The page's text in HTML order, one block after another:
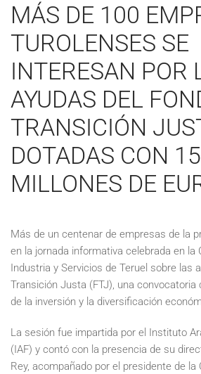
MÁS DE 100
TUROLENSES SE
INTERESAN POR
AYUDAS DEL
TRANSICIÓN
DOTADAS CON 15
MILLONES DE
Más de un centenar de empresas de la
en la jornada informativa celebrada en la
Industria y Servicios de Teruel sobre las
Transición Justa (FTJ), una convocatoria
de la inversión y la diversificación
La sesión fue impartida por el Instituto
(IAF) y contó con la presencia de su
Rey, acompañado por el presidente de